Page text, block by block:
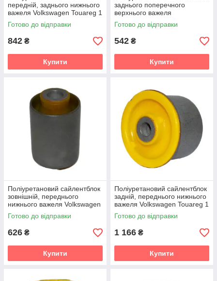
передній, заднього нижнього
важеля Volkswagen Touareg 1
gen. (7L) Кроссовер (2002-
2010) v19
Готово до відправки
842 ₴
Купити
заднього поперечного
верхнього важеля
Volkswagen Touareg 1 gen.
(7L) Кроссовер (2002-2010)
Готово до відправки
542 ₴
Купити
Поліуретановий сайлентблок
зовнішній, переднього
нижнього важеля Volkswagen
Touareg 1 gen. (7L)
Кроссовер (2002-2010) v19
Готово до відправки
626 ₴
Купити
Поліуретановий сайлентблок
задній, переднього нижнього
важеля Volkswagen Touareg 1
gen. (7L) Кроссовер (2002-
2010) v19
Готово до відправки
1 166 ₴
Купити